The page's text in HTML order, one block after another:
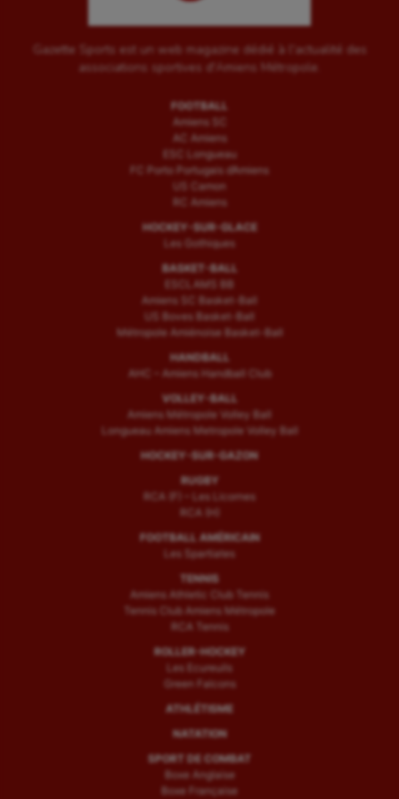
Gazette Sports est un web magazine dédié à l'actualité des
associations sportives d'Amiens Métropole.
FOOTBALL
Amiens SC
AC Amiens
ESC Longueau
FC Porto Portugais d’Amiens
US Camon
RC Amiens
HOCKEY-SUR-GLACE
Les Gothiques
BASKET-BALL
ESCLAMS BB
Amiens SC Basket-Ball
US Boves Basket-Ball
Métropole Amiénoise Basket-Ball
HANDBALL
AHC – Amiens Handball Club
VOLLEY-BALL
Amiens Métropole Volley Ball
Longueau Amiens Metropole Volley Ball
HOCKEY-SUR-GAZON
RUGBY
RCA (F) – Les Licornes
RCA (H)
FOOTBALL AMÉRICAIN
Les Spartiates
TENNIS
Amiens Athletic Club Tennis
Tennis Club Amiens Métropole
RCA Tennis
ROLLER-HOCKEY
Les Ecureuils
Green Falcons
ATHLÉTISME
NATATION
SPORT DE COMBAT
Boxe Anglaise
Boxe Française